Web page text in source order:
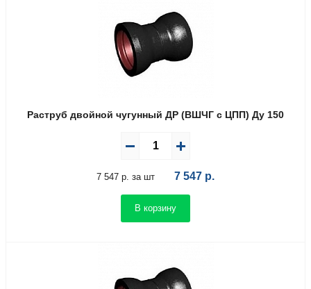
Раструб двойной чугунный ДР (ВШЧГ с ЦПП) Ду 150
7 547 р. за шт 7 547 р.
В корзину